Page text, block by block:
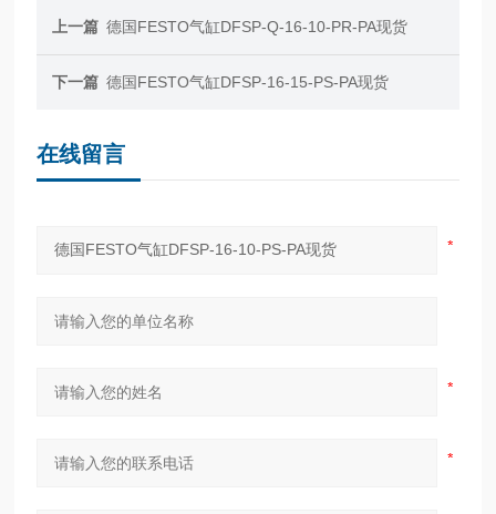
上一篇 德国FESTO气缸DFSP-Q-16-10-PR-PA现货
下一篇 德国FESTO气缸DFSP-16-15-PS-PA现货
在线留言